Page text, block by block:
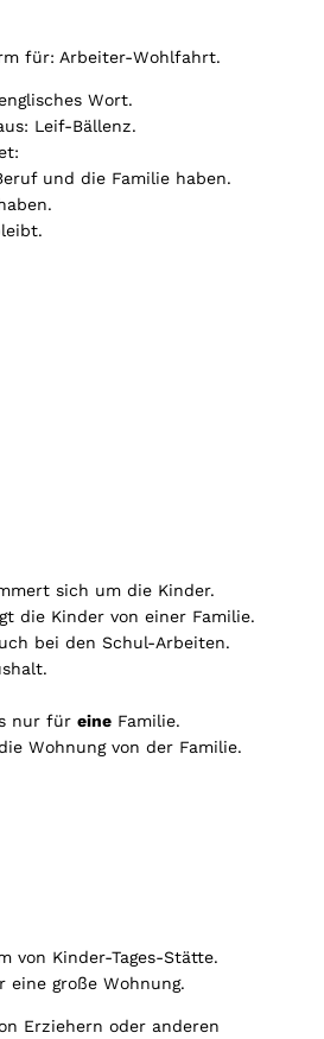
für: Arbeiter-Wohlfahrt.
Wort.
Leif-Bällenz.
und die Familie haben.
sich um die Kinder.
die Kinder von einer Familie.
bei den Schul-Arbeiten.
nur für eine Familie.
Wohnung von der Familie.
von Kinder-Tages-Stätte.
eine große Wohnung.
Erziehern oder anderen